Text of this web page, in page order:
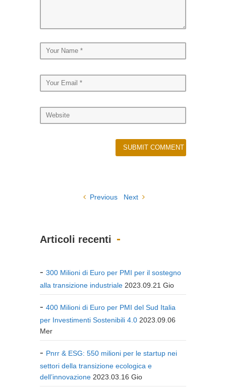
Previous Next
Articoli recenti
300 Milioni di Euro per PMI per il sostegno
alla transizione industriale 2023.09.21 Gio
400 Milioni di Euro per PMI del Sud Italia
per Investimenti Sostenibili 4.0 2023.09.06
Mer
Pnrr & ESG: 550 milioni per le startup nei
settori della transizione ecologica e
dell’innovazione 2023.03.16 Gio